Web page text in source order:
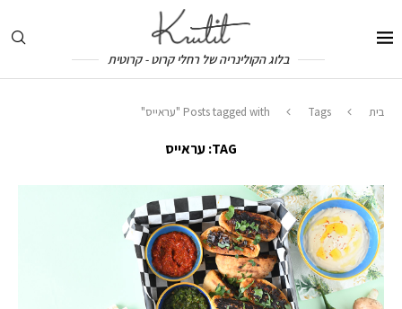
בלוג הקולינריה של רחלי קרוט - קרוטית
בית Tags Posts tagged with "עראייס"
TAG: עראייס